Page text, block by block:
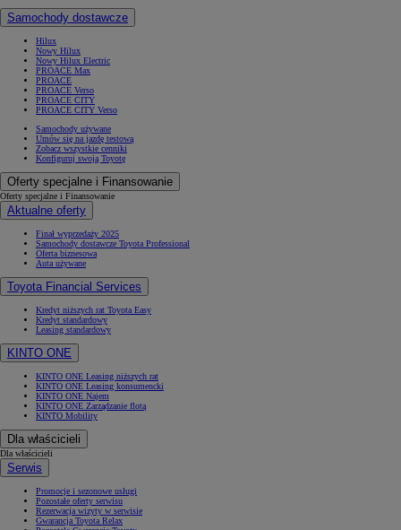
Samochody dostawcze
Hilux
Nowy Hilux
Nowy Hilux Electric
PROACE Max
PROACE
PROACE Verso
PROACE CITY
PROACE CITY Verso
Samochody używane
Umów się na jazdę testową
Zobacz wszystkie cenniki
Konfiguruj swoją Toyotę
Oferty specjalne i Finansowanie
Oferty specjalne i Finansowanie
Aktualne oferty
Finał wyprzedaży 2025
Samochody dostawcze Toyota Professional
Oferta biznesowa
Auta używane
Toyota Financial Services
Kredyt niższych rat Toyota Easy
Kredyt standardowy
Leasing standardowy
KINTO ONE
KINTO ONE Leasing niższych rat
KINTO ONE Leasing konsumencki
KINTO ONE Najem
KINTO ONE Zarządzanie flotą
KINTO Mobility
Dla właścicieli
Dla właścicieli
Serwis
Promocje i sezonowe usługi
Pozostałe oferty serwisu
Rezerwacja wizyty w serwisie
Gwarancja Toyota Relax